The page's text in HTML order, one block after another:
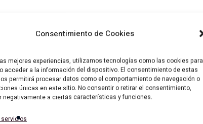
Consentimiento de Cookies
mejores experiencias, utilizamos tecnologías como las cookies para
acceder a la información del dispositivo. El consentimiento de estas
permitirá procesar datos como el comportamiento de navegación o
únicas en este sitio. No consentir o retirar el consentimiento,
negativamente a ciertas características y funciones.